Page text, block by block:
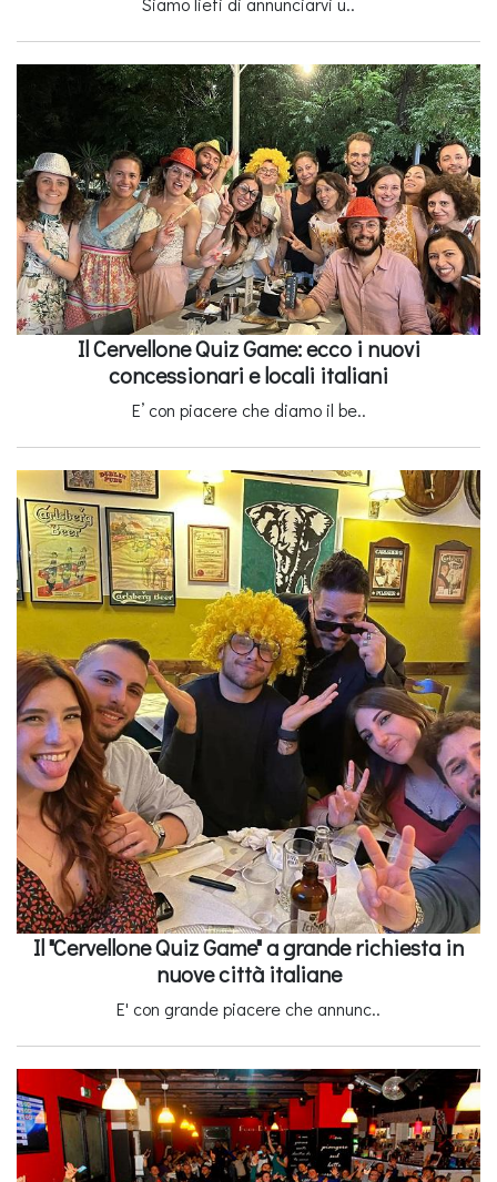
Il Cervellone Quiz Game: ecco i nuovi
concessionari e locali italiani
E’ con piacere che diamo il be..
Il "Cervellone Quiz Game" a grande richiesta in
nuove città italiane
E' con grande piacere che annunc..